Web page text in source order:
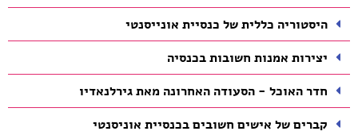
היסטוריה כללית של כנסיית אונייסנטי
יצירות אמנות חשובות בכנסיה
חדר האוכל - הסעודה האחרונה מאת גירלנאדיו
קברים של אישים חשובים בכנסיית אוניסנטי